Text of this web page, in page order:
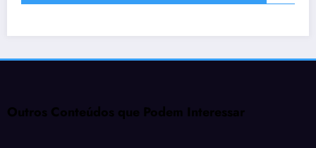
Outros Conteúdos que Podem Interessar